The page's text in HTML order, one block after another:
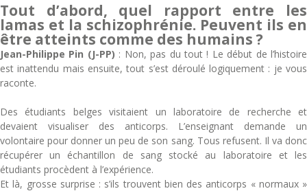
Tout d’abord, quel rapport entre les
lamas et la schizophrénie. Peuvent ils en
être atteints comme des humains ?
Jean-Philippe Pin (J-PP) : Non, pas du tout ! Le début de l’histoire
est inattendu mais ensuite, tout s’est déroulé logiquement : je vous
raconte.
Des étudiants belges visitaient un laboratoire de recherche et
devaient visualiser des anticorps. L’enseignant demande un
volontaire pour donner un peu de son sang. Tous refusent. Il va donc
récupérer un échantillon de sang stocké au laboratoire et les
étudiants procèdent à l’expérience.
Et là, grosse surprise : s’ils trouvent bien des anticorps « normaux »